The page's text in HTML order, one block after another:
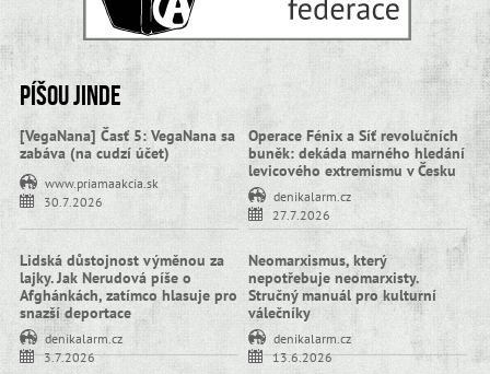
Píšou jinde
[VegaNana] Časť 5: VegaNana sa
zabáva (na cudzí účet)
www.priamaakcia.sk
30.7.2026
Operace Fénix a Síť revolučních
buněk: dekáda marného hledání
levicového extremismu v Česku
denikalarm.cz
27.7.2026
Lidská důstojnost výměnou za
lajky. Jak Nerudová píše o
Afghánkách, zatímco hlasuje pro
snazší deportace
denikalarm.cz
3.7.2026
Neomarxismus, který
nepotřebuje neomarxisty.
Stručný manuál pro kulturní
válečníky
denikalarm.cz
13.6.2026